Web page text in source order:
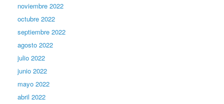
noviembre 2022
octubre 2022
septiembre 2022
agosto 2022
julio 2022
junio 2022
mayo 2022
abril 2022